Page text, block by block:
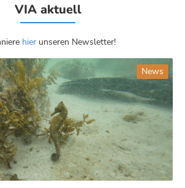
VIA aktuell
hier unseren Newsletter!
News